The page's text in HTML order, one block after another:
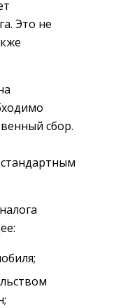
Это не
сбор.